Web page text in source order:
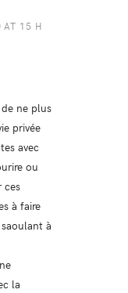
AT 15 H
ne plus
privée
avec
ou
ces
à faire
à
la